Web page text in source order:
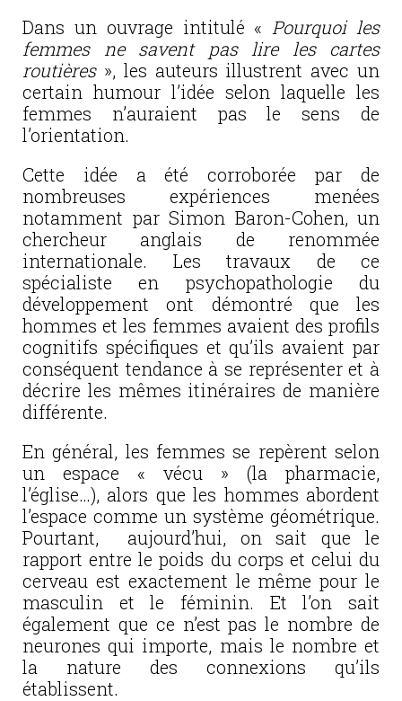
Dans un ouvrage intitulé « Pourquoi les
femmes ne savent pas lire les cartes
routières », les auteurs illustrent avec un
certain humour l’idée selon laquelle les
femmes n’auraient pas le sens de
l’orientation.
Cette idée a été corroborée par de
nombreuses expériences menées
notamment par Simon Baron-Cohen, un
chercheur anglais de renommée
internationale. Les travaux de ce
spécialiste en psychopathologie du
développement ont démontré que les
hommes et les femmes avaient des profils
cognitifs spécifiques et qu’ils avaient par
conséquent tendance à se représenter et à
décrire les mêmes itinéraires de manière
différente.
En général, les femmes se repèrent selon
un espace « vécu » (la pharmacie,
l’église…), alors que les hommes abordent
l’espace comme un système géométrique.
Pourtant, aujourd’hui, on sait que le
rapport entre le poids du corps et celui du
cerveau est exactement le même pour le
masculin et le féminin. Et l’on sait
également que ce n’est pas le nombre de
neurones qui importe, mais le nombre et
la nature des connexions qu’ils
établissent.